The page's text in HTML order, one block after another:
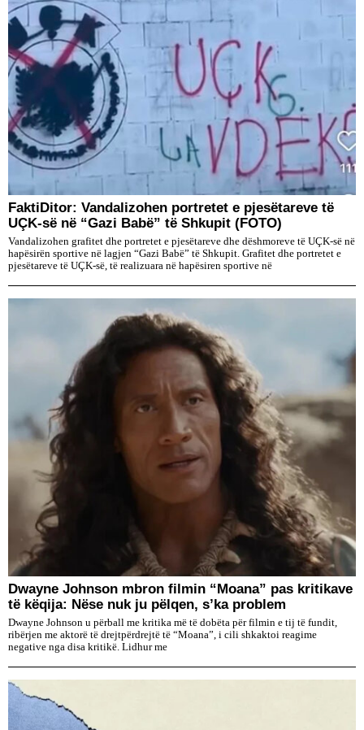
FaktiDitor: Vandalizohen portretet e pjesëtareve të
UÇK-së në “Gazi Babë” të Shkupit (FOTO)
Vandalizohen grafitet dhe portretet e pjesëtareve dhe dëshmoreve të UÇK-së në
hapësirën sportive në lagjen “Gazi Babë” të Shkupit. Grafitet dhe portretet e
pjesëtareve të UÇK-së, të realizuara në hapësiren sportive në
Dwayne Johnson mbron filmin “Moana” pas kritikave
të këqija: Nëse nuk ju pëlqen, s’ka problem
Dwayne Johnson u përball me kritika më të dobëta për filmin e tij të fundit,
ribërjen me aktorë të drejtpërdrejtë të “Moana”, i cili shkaktoi reagime
negative nga disa kritikë. Lidhur me